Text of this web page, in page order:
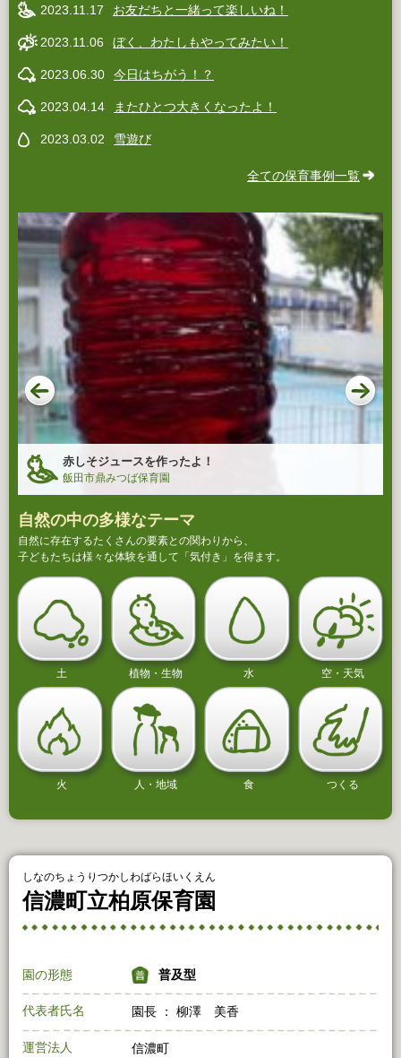
2023.11.17 お友だちと一緒って楽しいね！
2023.11.06 ぼく、わたしもやってみたい！
2023.06.30 今日はちがう！？
2023.04.14 またひとつ大きくなったよ！
2023.03.02 雪遊び
全ての保育事例一覧
赤しそジュースを作ったよ！
飯田市鼎みつば保育園
自然の中の多様なテーマ
自然に存在するたくさんの要素との関わりから、
子どもたちは様々な体験を通して「気付き」を得ます。
土 植物・生物 水 空・天気
火 人・地域 食 つくる
しなのちょうりつかしわばらほいくえん
信濃町立柏原保育園
園の形態 普及型
代表者氏名 園長 ： 柳澤 美香
運営法人 信濃町